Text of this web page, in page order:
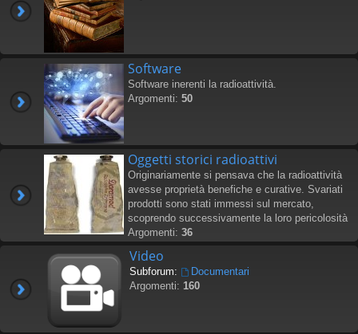
Software
Software inerenti la radioattività.
Argomenti: 50
Oggetti storici radioattivi
Originariamente si pensava che la radioattività
avesse proprietà benefiche e curative. Svariati
prodotti sono stati immessi sul mercato,
scoprendo successivamente la loro pericolosità
Argomenti: 36
Video
Subforum:
Documentari
Argomenti: 160